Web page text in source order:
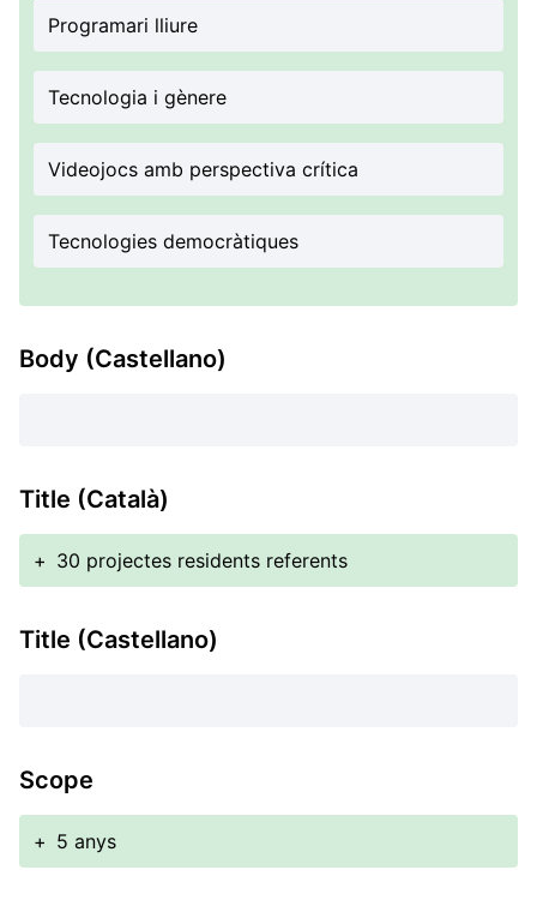
Programari lliure
Tecnologia i gènere
Videojocs amb perspectiva crítica
Tecnologies democràtiques
Body (Castellano)
Title (Català)
+ 30 projectes residents referents
Title (Castellano)
Scope
+ 5 anys